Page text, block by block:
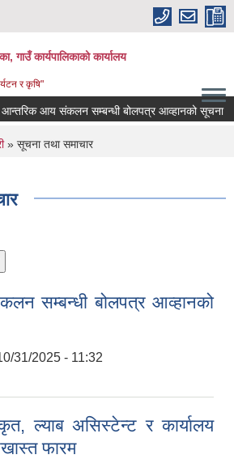
गाउँ कार्यपालिकाको कार्यालय
र कृषि"
आय संकलन सम्बन्धी बोलपत्र आव्हानको सूचना
» सूचना तथा समाचार
सम्बन्धी बोलपत्र आव्हानको
31/2025 - 11:32
ल्याब असिस्टेन्ट र कार्यालय
फारम